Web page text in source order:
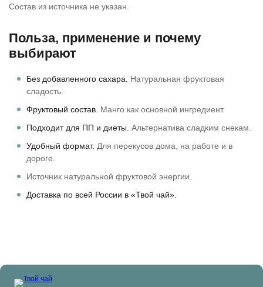
Состав из источника не указан.
Польза, применение и почему
выбирают
Без добавленного сахара. Натуральная фруктовая
сладость.
Фруктовый состав. Манго как основной ингредиент.
Подходит для ПП и диеты. Альтернатива сладким снекам.
Удобный формат. Для перекусов дома, на работе и в
дороге.
Источник натуральной фруктовой энергии.
Доставка по всей России в «Твой чай».